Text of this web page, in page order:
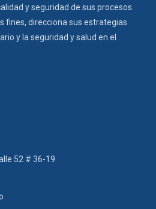
y seguridad de sus procesos.
fines, direcciona sus estrategias
y la seguridad y salud en el
52 # 36-19